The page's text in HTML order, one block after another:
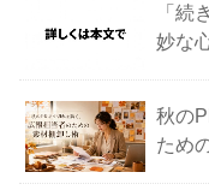
「続
妙な
秋の
ため